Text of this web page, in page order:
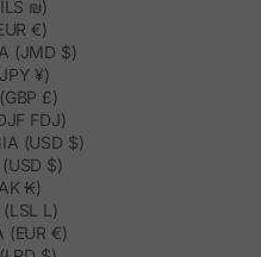
₪)
€)
(JMD $)
¥)
£)
FDJ)
(USD $)
$)
₭)
(LSL L)
(EUR €)